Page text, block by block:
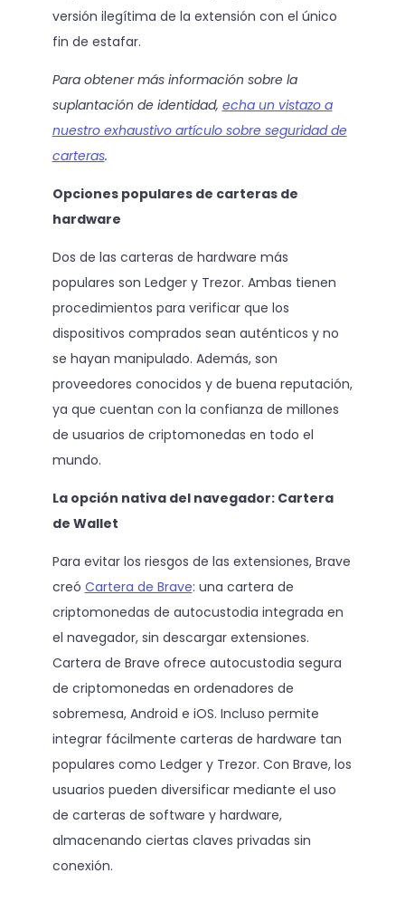
versión ilegítima de la extensión con el único
fin de estafar.
Para obtener más información sobre la
suplantación de identidad, echa un vistazo a
nuestro exhaustivo artículo sobre seguridad de
carteras.
Opciones populares de carteras de
hardware
Dos de las carteras de hardware más
populares son Ledger y Trezor. Ambas tienen
procedimientos para verificar que los
dispositivos comprados sean auténticos y no
se hayan manipulado. Además, son
proveedores conocidos y de buena reputación,
ya que cuentan con la confianza de millones
de usuarios de criptomonedas en todo el
mundo.
La opción nativa del navegador: Cartera
de Wallet
Para evitar los riesgos de las extensiones, Brave
creó Cartera de Brave: una cartera de
criptomonedas de autocustodia integrada en
el navegador, sin descargar extensiones.
Cartera de Brave ofrece autocustodia segura
de criptomonedas en ordenadores de
sobremesa, Android e iOS. Incluso permite
integrar fácilmente carteras de hardware tan
populares como Ledger y Trezor. Con Brave, los
usuarios pueden diversificar mediante el uso
de carteras de software y hardware,
almacenando ciertas claves privadas sin
conexión.